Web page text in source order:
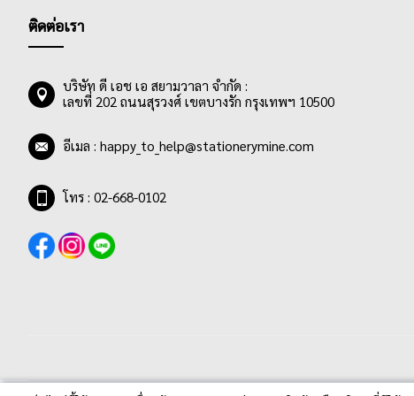
ติดต่อเรา
บริษัท ดี เอช เอ สยามวาลา จำกัด :
เลขที่ 202 ถนนสุรวงศ์ เขตบางรัก กรุงเทพฯ 10500
อีเมล : happy_to_help@stationerymine.com
โทร : 02-668-0102